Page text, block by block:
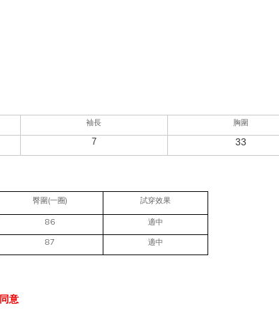
袖長 胸圍
7 33
臀圍(一圈) 試穿效果
86 適中
87 適中
同意